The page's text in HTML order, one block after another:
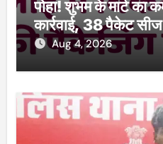
पोहा! शुभम के मार्ट का
कार्रवाई, 38 पैकेट सीज
Aug 4, 2026